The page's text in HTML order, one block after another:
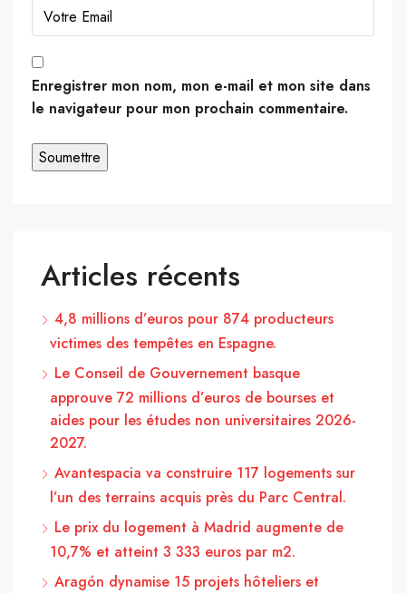
Enregistrer mon nom, mon e-mail et mon site dans
le navigateur pour mon prochain commentaire.
Articles récents
4,8 millions d’euros pour 874 producteurs
victimes des tempêtes en Espagne.
Le Conseil de Gouvernement basque
approuve 72 millions d’euros de bourses et
aides pour les études non universitaires 2026-
2027.
Avantespacia va construire 117 logements sur
l’un des terrains acquis près du Parc Central.
Le prix du logement à Madrid augmente de
10,7% et atteint 3 333 euros par m2.
Aragón dynamise 15 projets hôteliers et